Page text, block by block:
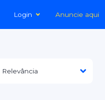
Login Anuncie aqui